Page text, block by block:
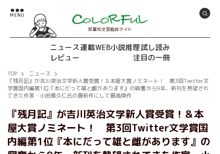
双葉社文芸総合サイト
ニュース連載WEB小説推理試し読み
レビュー
注目の一冊
TOP
ニュース
『残月記』が吉川英治文学新人賞受賞！＆本屋大賞ノミネート！ 第3回Twitter文
学賞国内編第1位『本にだって雄と雌があります』の興奮から9年、新刊を熱望され
てきた作家・小田雅久仁氏の最新作にして最高傑作
『残月記』が吉川英治文学新人賞受賞！＆本
屋大賞ノミネート！ 第3回Twitter文学賞国
内編第1位『本にだって雄と雌があります』の